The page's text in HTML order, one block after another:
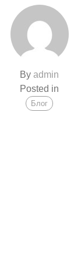
Byadmin
Posted in
Блог